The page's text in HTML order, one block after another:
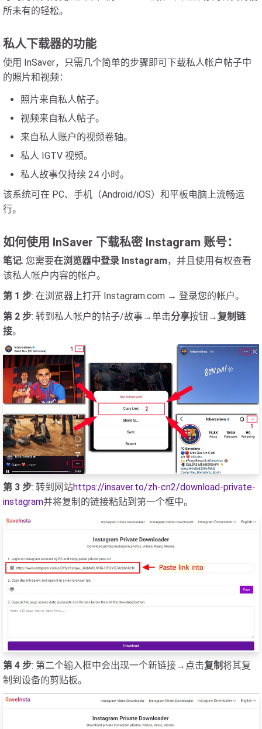
所未有的轻松。
私人下载器的功能
使用 InSaver，只需几个简单的步骤即可下载私人帐户帖子中
的照片和视频：
照片来自私人帖子。
视频来自私人帖子。
来自私人账户的视频卷轴。
私人 IGTV 视频。
私人故事仅持续 24 小时。
该系统可在 PC、手机（Android/iOS）和平板电脑上流畅运
行。
如何使用 InSaver 下载私密 Instagram 账号：
笔记: 您需要在浏览器中登录 Instagram，并且使用有权查看
该私人帐户内容的帐户。
第 1 步: 在浏览器上打开 Instagram.com → 登录您的帐户。
第 2 步: 转到私人帐户的帖子/故事→单击分享按钮→复制链
接。
第 3 步: 转到网站https://insaver.to/zh-cn2/download-private-
instagram并将复制的链接粘贴到第一个框中。
第 4 步: 第二个输入框中会出现一个新链接→点击复制将其复
制到设备的剪贴板。